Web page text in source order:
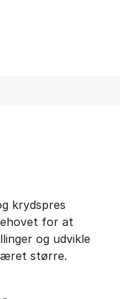
krydspres
for at
og udvikle
større.